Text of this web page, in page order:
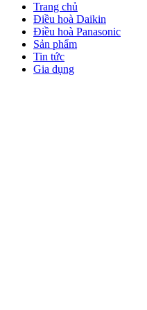
Trang chủ
Điều hoà Daikin
Điều hoà Panasonic
Sản phẩm
Tin tức
Gia dụng